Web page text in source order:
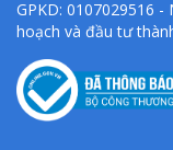
GPKD: 0107029516
hoạch và đầu tư